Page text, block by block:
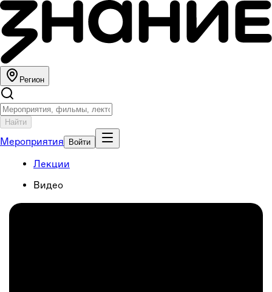
Регион
Найти
Мероприятия Войти
Лекции
Видео